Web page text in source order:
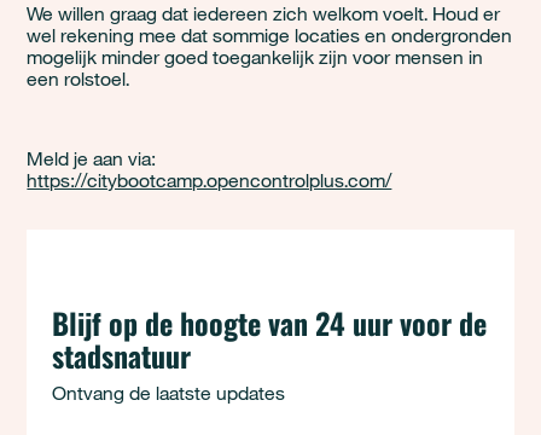
We willen graag dat iedereen zich welkom voelt. Houd er
wel rekening mee dat sommige locaties en ondergronden
mogelijk minder goed toegankelijk zijn voor mensen in
een rolstoel.
Meld je aan via:
https://citybootcamp.opencontrolplus.com/
Blijf op de hoogte van 24 uur voor de
stadsnatuur
Ontvang de laatste updates